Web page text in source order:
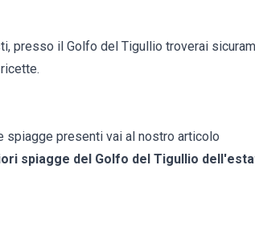
presso il Golfo del Tigullio troverai
spiagge presenti vai al nostro articolo
spiagge del Golfo del Tigullio